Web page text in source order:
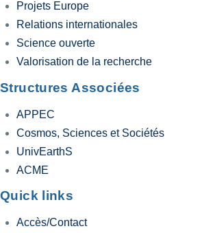
Projets Europe
Relations internationales
Science ouverte
Valorisation de la recherche
Structures Associées
APPEC
Cosmos, Sciences et Sociétés
UnivEarthS
ACME
Quick links
Accès/Contact